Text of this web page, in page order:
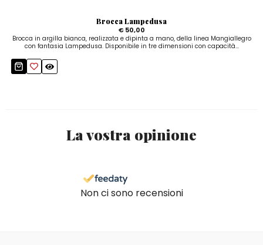
Brocca Lampedusa
€ 50,00
Brocca in argilla bianca, realizzata e dipinta a mano, della linea Mangiallegro
con fantasia Lampedusa. Disponibile in tre dimensioni con capacità...
La vostra opinione
Non ci sono recensioni